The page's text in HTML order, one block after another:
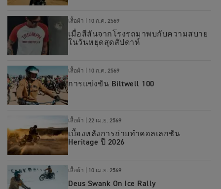
เสื้อผ้า 10 ก.ค. 2569
เมื่อสีสันจากโรงรถมาพบกับความสบาย
ในวันหยุดสุดสัปดาห์
เสื้อผ้า 10 ก.ค. 2569
การแข่งขัน Biltwell 100
เสื้อผ้า 22 เม.ย. 2569
เบื้องหลังการถ่ายทำคอลเลกชัน
Heritage ปี 2026
เสื้อผ้า 10 เม.ย. 2569
Deus Swank On Ice Rally